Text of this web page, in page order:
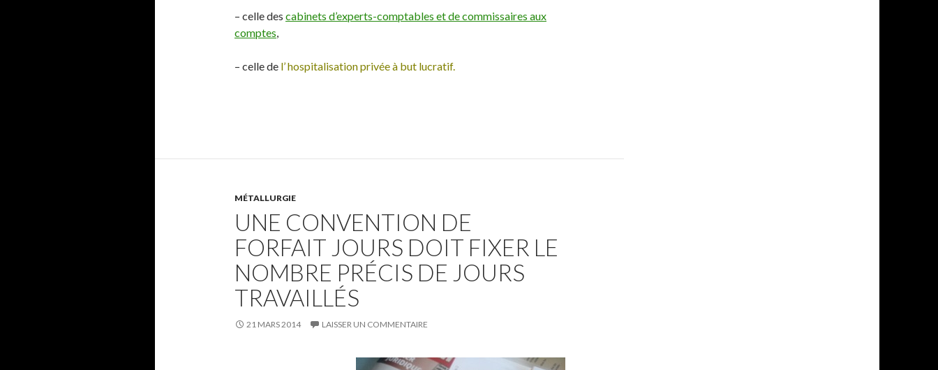
– celle des cabinets d’experts-comptables et de commissaires aux
comptes,
– celle de l’ hospitalisation privée à but lucratif.
MÉTALLURGIE
UNE CONVENTION DE
FORFAIT JOURS DOIT FIXER LE
NOMBRE PRÉCIS DE JOURS
TRAVAILLÉS
21 MARS 2014 LAISSER UN COMMENTAIRE